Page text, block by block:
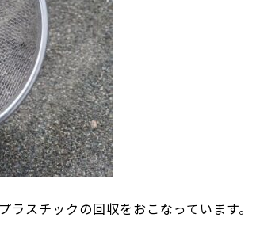
スチックの回収をおこなっています。